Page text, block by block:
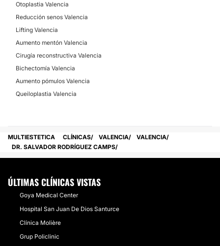
Otoplastia Valencia
Reducción senos Valencia
Lifting Valencia
Aumento mentón Valencia
Cirugía reconstructiva Valencia
Bichectomía Valencia
Aumento pómulos Valencia
Queiloplastia Valencia
MULTIESTETICA CLÍNICAS VALENCIA
VALENCIA
DR. SALVADOR RODRÍGUEZ CAMPS
ÚLTIMAS CLÍNICAS VISTAS
Goya Medical Center
Hospital San Juan De Dios Santurce
Clínica Molière
Grup Policlinic